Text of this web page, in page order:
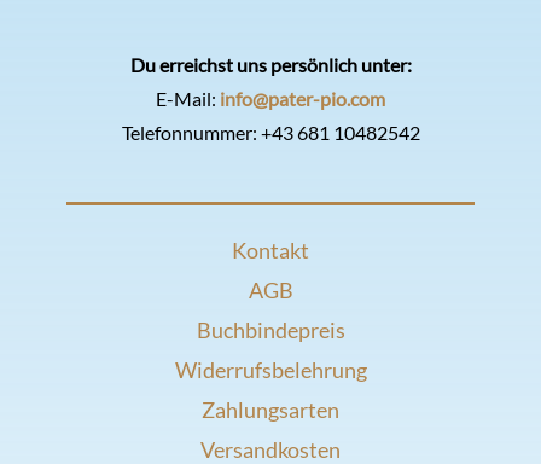
Du erreichst uns persönlich unter:
E-Mail: info@pater-pio.com
Telefonnummer: +43 681 10482542
Kontakt
AGB
Buchbindepreis
Widerrufsbelehrung
Zahlungsarten
Versandkosten